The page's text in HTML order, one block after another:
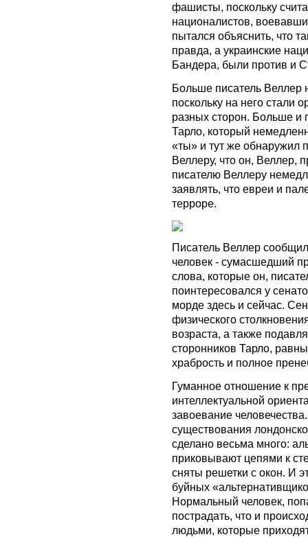
фашисты, поскольку
националистов,
пытался объяснить, что
правда, а украинские
Бандера, были против и
Больше писатель Веллер
поскольку на него стали
разных сторон. Больше и
Тарло, который
«ты» и тут же обнаружил
Веллеру, что он, Веллер,
писателю Веллеру
заявлять, что евреи и
терроре.
Писатель Веллер
человек - сумасшедший
слова, которые он,
поинтересовался у
морде здесь и сейчас.
физического
возраста, а также
сторонников Тарло,
храбрость и полное
Гуманное отношение к
интеллектуальной
завоевание
существования
сделано весьма много:
приковывают цепями к
сняты решетки с окон. И
буйных
Нормальный человек,
пострадать, что и
людьми, которые